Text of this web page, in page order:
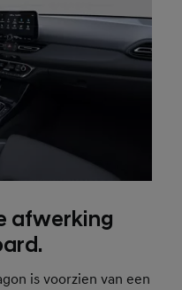
afwerking
is voorzien van een